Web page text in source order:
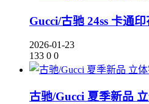
Gucci/古驰 24ss 卡通
2026-01-23
133 0 0
古驰/Gucci 夏季新品